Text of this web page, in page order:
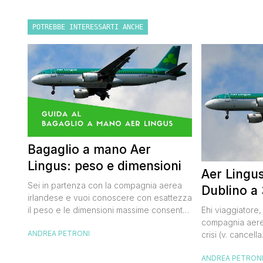
POTREBBE INTERESSARTI ANCHE
Bagaglio a mano Aer
Lingus: peso e dimensioni
Sei in partenza con la compagnia aerea
irlandese e vuoi conoscere con esattezza
il peso e le dimensioni massime consentite
Continua a leggere questo, post, io ho
ANDREA PETRONI
Aer
Dublino
Ehi
compagnia
crisi (v.
promozione
ANDREA PETRONI